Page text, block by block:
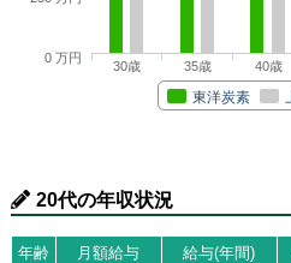
東洋炭素
30歳 35歳 40歳
0 万円
20代の年収状況
年齢 月額給与 給与(年間)